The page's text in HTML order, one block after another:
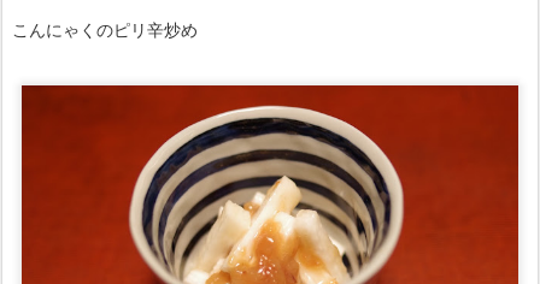
こんにゃくのピリ辛炒め